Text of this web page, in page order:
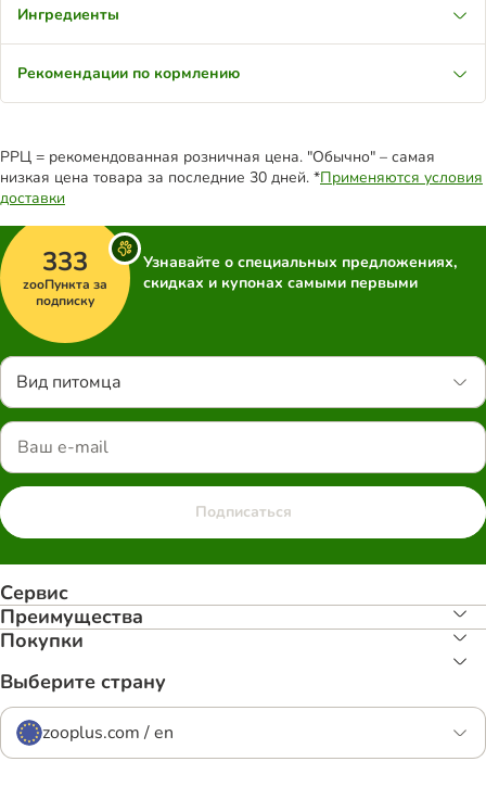
Ингредиенты
Рекомендации по кормлению
РРЦ = рекомендованная розничная цена. "Обычно" – самая
низкая цена товара за последние 30 дней. *Применяются условия
доставки
333
zooПункта за
подписку
Узнавайте о специальных предложениях,
скидках и купонах самыми первыми
Вид питомца
Подписаться
Сервис
Преимуществa
Покупки
Выберите страну
zooplus.com / en